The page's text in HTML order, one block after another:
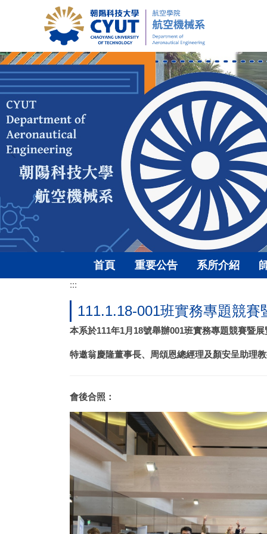
內
容
區
首頁 重要公告 系所介紹
:::
111.1.18-001班實務專題競賽
本系於111年1月18號舉辦001班實務專題競賽暨展
特邀翁慶隆董事長、周頌恩總經理及顏安呈助理
會後合照：